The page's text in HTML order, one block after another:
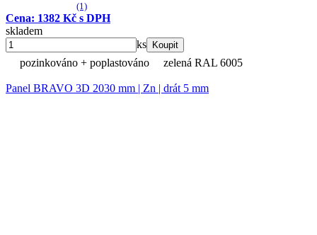
(1)
Cena: 1382 Kč s DPH
skladem
ks
Koupit
pozinkováno + poplastováno zelená RAL 6005
Panel BRAVO 3D 2030 mm | Zn | drát 5 mm